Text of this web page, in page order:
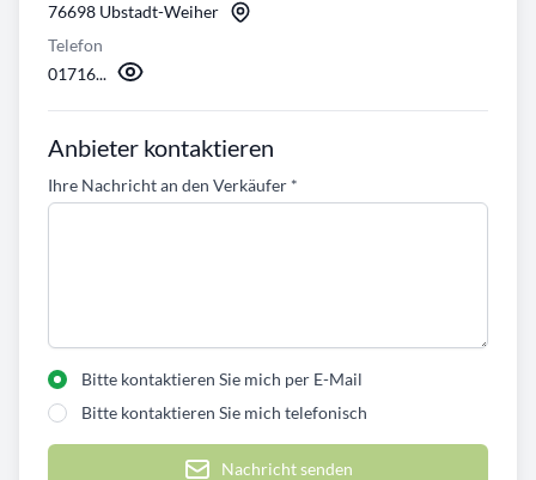
76698 Ubstadt-Weiher
Telefon
01716...
Anbieter kontaktieren
Ihre Nachricht an den Verkäufer *
Bitte kontaktieren Sie mich per E-Mail
Bitte kontaktieren Sie mich telefonisch
Nachricht senden